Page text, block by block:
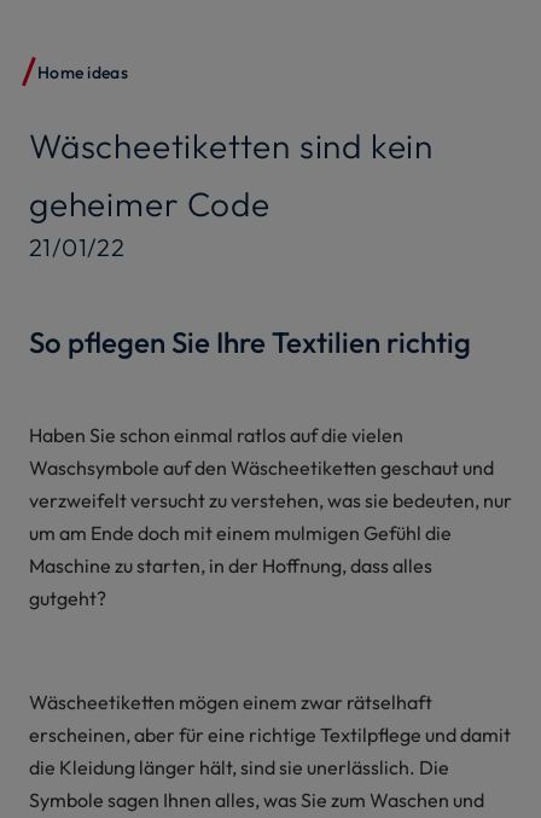
Home ideas
Wäscheetiketten sind kein
geheimer Code
21/01/22
So pflegen Sie Ihre Textilien richtig
Haben Sie schon einmal ratlos auf die vielen
Waschsymbole auf den Wäscheetiketten geschaut und
verzweifelt versucht zu verstehen, was sie bedeuten, nur
um am Ende doch mit einem mulmigen Gefühl die
Maschine zu starten, in der Hoffnung, dass alles
gutgeht?
Wäscheetiketten mögen einem zwar rätselhaft
erscheinen, aber für eine richtige Textilpflege und damit
die Kleidung länger hält, sind sie unerlässlich. Die
Symbole sagen Ihnen alles, was Sie zum Waschen und